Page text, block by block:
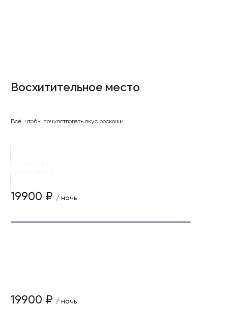
Восхитительное место
Всё, чтобы почувствовать вкус роскоши
купить
19900 ₽ / ночь
19900 ₽ / ночь